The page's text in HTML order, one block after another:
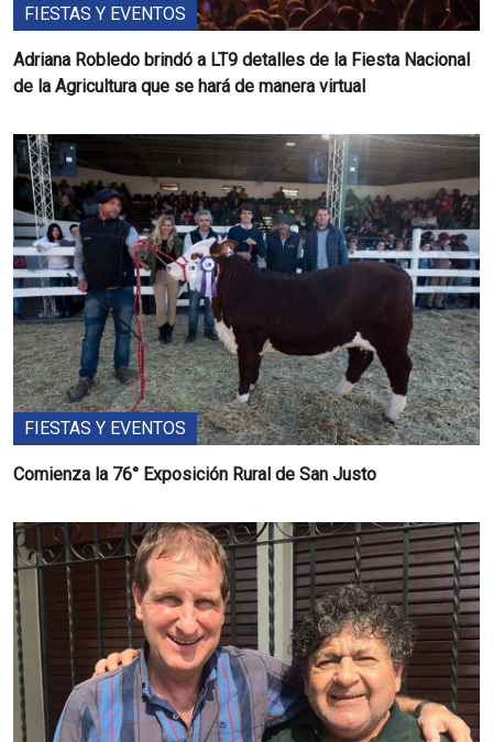
FIESTAS Y EVENTOS
Adriana Robledo brindó a LT9 detalles de la Fiesta Nacional
de la Agricultura que se hará de manera virtual
FIESTAS Y EVENTOS
Comienza la 76° Exposición Rural de San Justo